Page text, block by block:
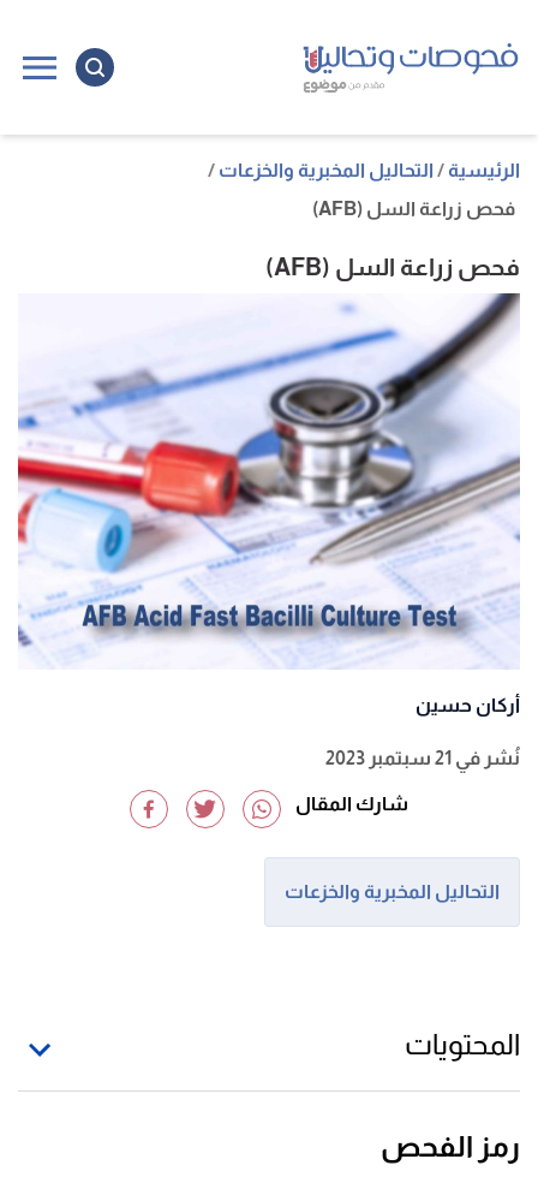
الرئيسية
التحاليل المخبرية والخزعات
فحص زراعة السل (AFB)
فحص زراعة السل (AFB)
أركان حسين
نُشر في 21 سبتمبر 2023
شارك المقال
التحاليل المخبرية والخزعات
المحتويات
رمز الفحص